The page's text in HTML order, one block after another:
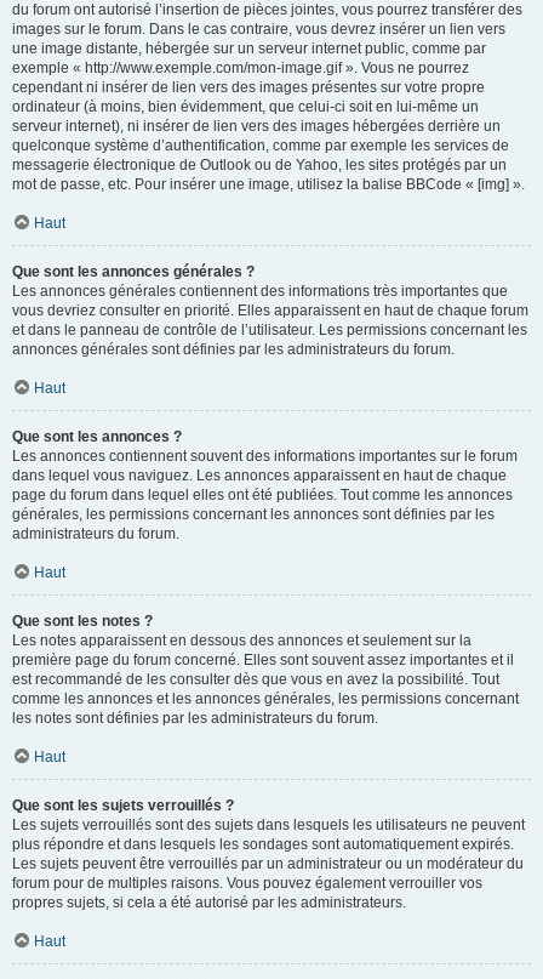
du forum ont autorisé l’insertion de pièces jointes, vous pourrez transférer des
images sur le forum. Dans le cas contraire, vous devrez insérer un lien vers
une image distante, hébergée sur un serveur internet public, comme par
exemple « http://www.exemple.com/mon-image.gif ». Vous ne pourrez
cependant ni insérer de lien vers des images présentes sur votre propre
ordinateur (à moins, bien évidemment, que celui-ci soit en lui-même un
serveur internet), ni insérer de lien vers des images hébergées derrière un
quelconque système d’authentification, comme par exemple les services de
messagerie électronique de Outlook ou de Yahoo, les sites protégés par un
mot de passe, etc. Pour insérer une image, utilisez la balise BBCode « [img] ».
Haut
Que sont les annonces générales ?
Les annonces générales contiennent des informations très importantes que
vous devriez consulter en priorité. Elles apparaissent en haut de chaque forum
et dans le panneau de contrôle de l’utilisateur. Les permissions concernant les
annonces générales sont définies par les administrateurs du forum.
Haut
Que sont les annonces ?
Les annonces contiennent souvent des informations importantes sur le forum
dans lequel vous naviguez. Les annonces apparaissent en haut de chaque
page du forum dans lequel elles ont été publiées. Tout comme les annonces
générales, les permissions concernant les annonces sont définies par les
administrateurs du forum.
Haut
Que sont les notes ?
Les notes apparaissent en dessous des annonces et seulement sur la
première page du forum concerné. Elles sont souvent assez importantes et il
est recommandé de les consulter dès que vous en avez la possibilité. Tout
comme les annonces et les annonces générales, les permissions concernant
les notes sont définies par les administrateurs du forum.
Haut
Que sont les sujets verrouillés ?
Les sujets verrouillés sont des sujets dans lesquels les utilisateurs ne peuvent
plus répondre et dans lesquels les sondages sont automatiquement expirés.
Les sujets peuvent être verrouillés par un administrateur ou un modérateur du
forum pour de multiples raisons. Vous pouvez également verrouiller vos
propres sujets, si cela a été autorisé par les administrateurs.
Haut